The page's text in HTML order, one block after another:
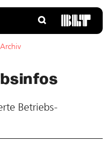
Archiv
Betriebs­